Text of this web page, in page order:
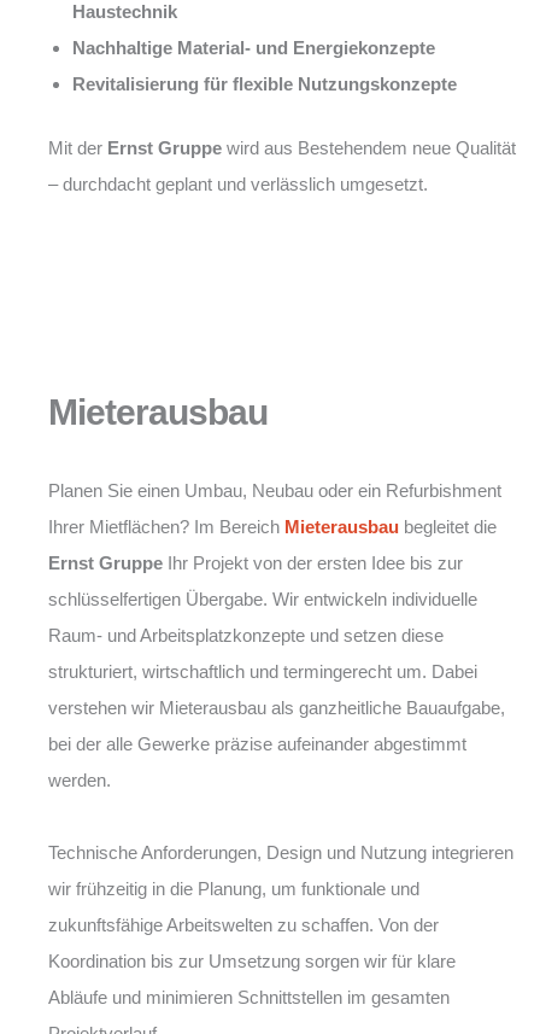
Haustechnik
Nachhaltige Material- und Energiekonzepte
Revitalisierung für flexible Nutzungskonzepte
Mit der Ernst Gruppe wird aus Bestehendem neue Qualität
– durchdacht geplant und verlässlich umgesetzt.
Mieterausbau
Planen Sie einen Umbau, Neubau oder ein Refurbishment
Ihrer Mietflächen? Im Bereich Mieterausbau begleitet die
Ernst Gruppe Ihr Projekt von der ersten Idee bis zur
schlüsselfertigen Übergabe. Wir entwickeln individuelle
Raum- und Arbeitsplatzkonzepte und setzen diese
strukturiert, wirtschaftlich und termingerecht um. Dabei
verstehen wir Mieterausbau als ganzheitliche Bauaufgabe,
bei der alle Gewerke präzise aufeinander abgestimmt
werden.
Technische Anforderungen, Design und Nutzung integrieren
wir frühzeitig in die Planung, um funktionale und
zukunftsfähige Arbeitswelten zu schaffen. Von der
Koordination bis zur Umsetzung sorgen wir für klare
Abläufe und minimieren Schnittstellen im gesamten